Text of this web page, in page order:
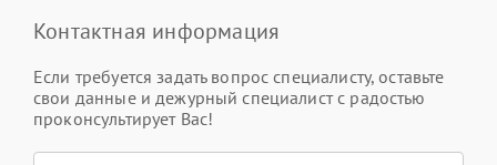
Контактная информация
Если требуется задать вопрос специалисту, оставьте
свои данные и дежурный специалист с радостью
проконсультирует Вас!